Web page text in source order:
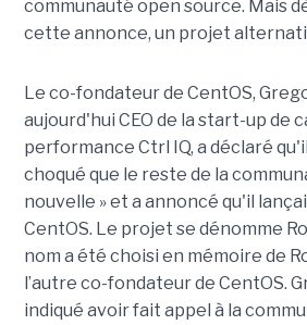
communauté open source. Mais
cette annonce, un projet
Le co-fondateur de CentOS,
aujourd'hui CEO de la start-up de
performance Ctrl IQ, a déclaré
choqué que le reste de la
nouvelle » et a annoncé qu'il
CentOS. Le projet se dénomme
nom a été choisi en mémoire de
l’autre co-fondateur de CentOS.
indiqué avoir fait appel à la